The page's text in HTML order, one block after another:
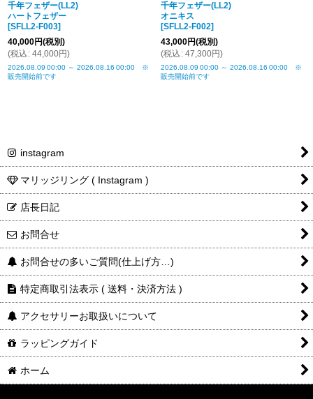
千年フェザー(LL2)
ハートフェザー
[SFLL2-F003]
40,000円(税別)
(税込 : 44,000円)
2026.08.09 00:00 ～ 2026.08.16 00:00 ※
販売開始前です
千年フェザー(LL2)
オニキス
[SFLL2-F002]
43,000円(税別)
(税込 : 47,300円)
2026.08.09 00:00 ～ 2026.08.16 00:00 ※
販売開始前です
instagram
マリッジリング ( Instagram )
店長日記
お問合せ
お問合せの多いご質問(仕上げ方…)
特定商取引法表示 ( 送料・決済方法 )
アクセサリーお取扱いについて
ラッピングガイド
ホーム